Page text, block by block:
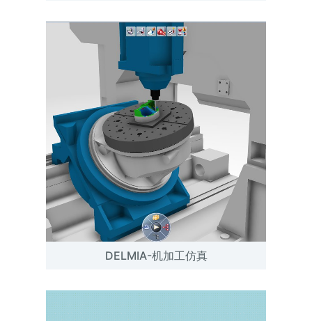
DELMIA-机加工仿真